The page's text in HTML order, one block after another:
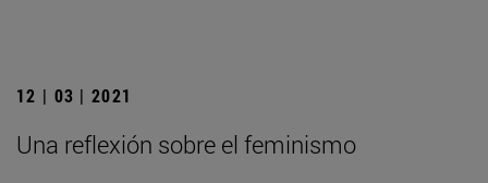
12 | 03 | 2021
Una reflexión sobre el feminismo